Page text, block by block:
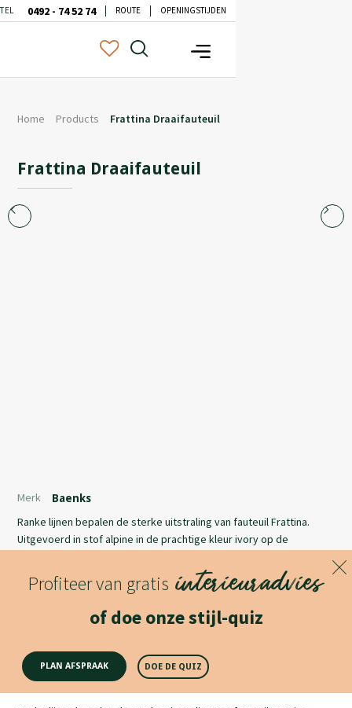
TEL 0492 - 74 52 74 ROUTE OPENINGSTIJDEN
Home Products Frattina Draaifauteuil
Frattina Draaifauteuil
Ranke lijnen bepalen de sterke uitstraling van fauteuil Frattina.
Uitgevoerd in stof alpine in de prachtige kleur ivory op de
uiteraard met het geweldige, speciaal geselecteerde zitcomfort
van Baenks. Zoals getoond: draaifauteuil in stof alpine, kleur ivory
op de binnenzijde, en buitenzijde in leder rebound, kleur: cognac.
Met metalen 5-teens draaivoet. Afmetingen: H109 x B74 x D85 cm.
Lees meer
Merk Baenks
Profiteer van gratis interieuradvies
of doe onze stijl-quiz
PLAN AFSPRAAK DOE DE QUIZ
Productomschrijving